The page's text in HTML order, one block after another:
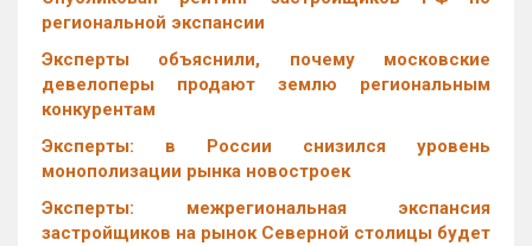
региональной экспансии
Эксперты объяснили, почему московские
девелоперы продают землю региональным
конкурентам
Эксперты: в России снизился уровень
монополизации рынка новостроек
Эксперты: межрегиональная экспансия
застройщиков на рынок Северной столицы будет